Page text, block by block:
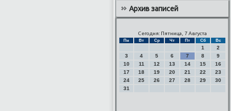
Архив записей
Сегодня: Пятница, 7 Августа
Пн Вт Ср Чт Пт Сб Вс
1
2
3
4 5 6 7 8
9
10
11 12 13 14 15
16
17
18 19 20 21 22
23
24
25 26 27 28 29
30
31